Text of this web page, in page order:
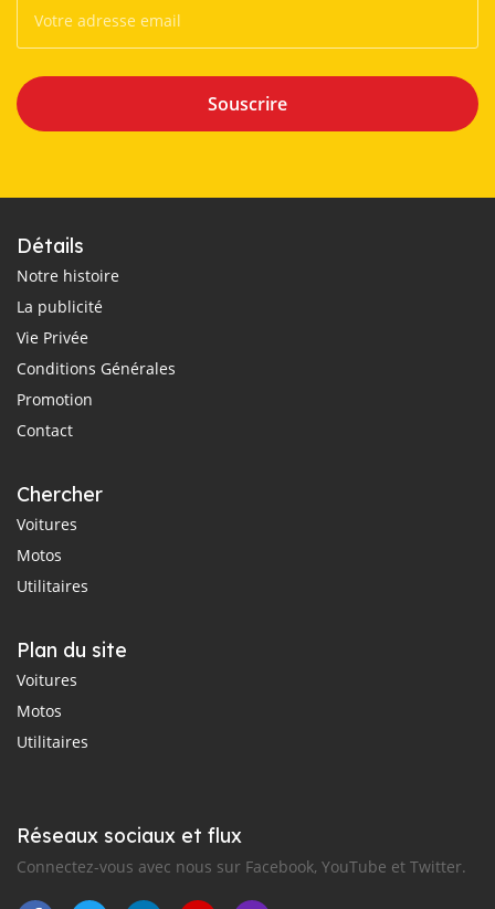
Souscrire
Détails
Notre histoire
La publicité
Vie Privée
Conditions Générales
Promotion
Contact
Chercher
Voitures
Motos
Utilitaires
Plan du site
Voitures
Motos
Utilitaires
Réseaux sociaux et flux
Connectez-vous avec nous sur Facebook, YouTube et Twitter.